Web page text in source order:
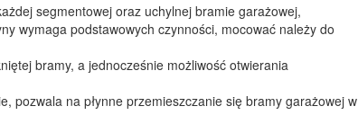
segmentowej oraz uchylnej bramie garażowej,
wymaga podstawowych czynności, mocować należy do
bramy, a jednocześnie możliwość otwierania
pozwala na płynne przemieszczanie się bramy garażowej w